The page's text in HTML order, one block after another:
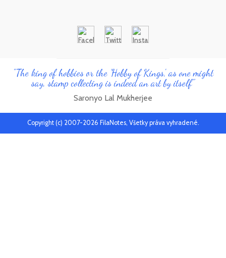
"The king of hobbies or the 'Hobby of Kings', as one might
say, stamp collecting is indeed an art by itself"
Saronyo Lal Mukherjee
Copyright (c) 2007-2026 FilaNotes, Všetky práva vyhradené.